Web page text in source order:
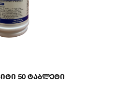
Განასუპერვიტი 50 Ტაბლეტი